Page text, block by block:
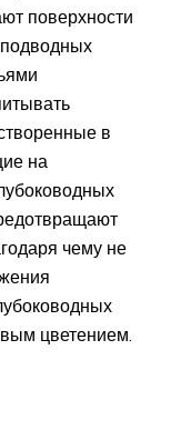
поверхности
в
на
чему не
цветением.